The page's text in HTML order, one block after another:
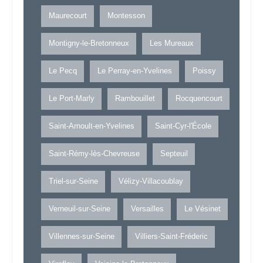
Maurecourt Montesson
Montigny-le-Bretonneux Les Mureaux
Le Pecq Le Perray-en-Yvelines Poissy
Le Port-Marly Rambouillet Rocquencourt
Saint-Arnoult-en-Yvelines Saint-Cyr-l'École
Saint-Rémy-lès-Chevreuse Septeuil
Triel-sur-Seine Vélizy-Villacoublay
Verneuil-sur-Seine Versailles Le Vésinet
Villennes-sur-Seine Villiers-Saint-Fréderic